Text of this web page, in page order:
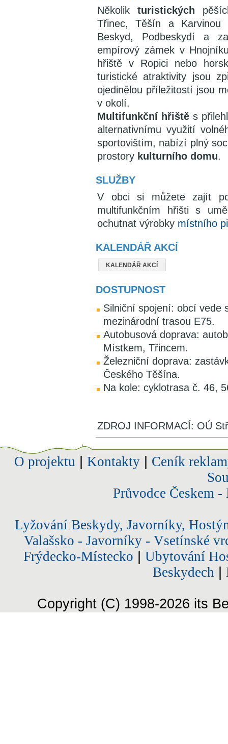
Několik turistických
Třinec, Těšín a Karvinou
Beskyd, Podbeskydí a
empírový zámek v
hřiště v Ropici nebo
turistické atraktivity jsou
ojedinělou příležitostí jsou
v okolí.
Multifunkční hřiště s
alternativnímu využití
sportovištím, nabízí plný
prostory kulturního domu.
SLUŽBY
V obci si můžete zajít
multifunkčním hřišti s
ochutnat výrobky místního
KALENDÁŘ AKCÍ
KALENDÁŘ AKCÍ
DOSTUPNOST
Silniční spojení: obcí vede
mezinárodní trasou E75.
Autobusová doprava:
Místkem, Třincem.
Železniční doprava:
Českého Těšína.
Na kole: cyklotrasa č. 46,
ZDROJ INFORMACÍ: OÚ
O projektu Kontakty| Ceník
Průvodce Českem
Lyžování Beskydy, Javorníky,
Valašsko - Javorníky - Vsetínské
Frýdecko-Místecko
Ubytování
Beskydech
Copyright (C) 1998-2026 its